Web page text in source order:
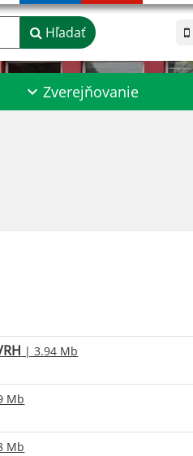
Hľadať
Zverejňovanie
| 3.94 Mb
Mb
Mb